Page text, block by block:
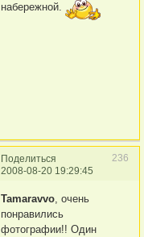
набережной.
Поделиться
236
2008-08-20 19:29:45
Tamaravvo, очень
понравились
фотографии!! Один